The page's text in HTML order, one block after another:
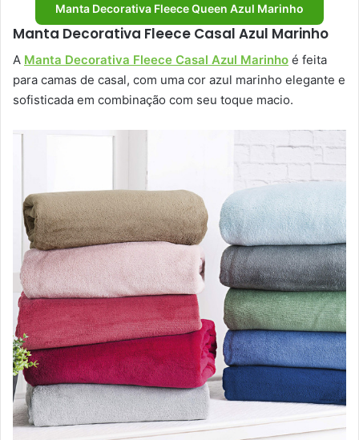
Manta Decorativa Fleece Queen Azul Marinho
Manta Decorativa Fleece Casal Azul Marinho
A Manta Decorativa Fleece Casal Azul Marinho é feita
para camas de casal, com uma cor azul marinho elegante e
sofisticada em combinação com seu toque macio.